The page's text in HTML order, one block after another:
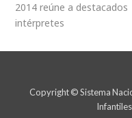
2014 reúne a destacados
intérpretes
Copyright © Sistema